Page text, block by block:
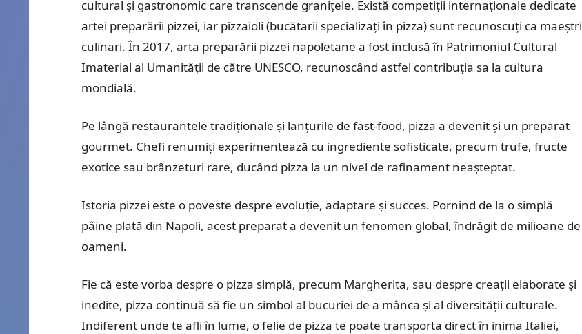
cultural și gastronomic care transcende granițele. Există competiții internaționale dedicate
artei preparării pizzei, iar pizzaioli (bucătarii specializați în pizza) sunt recunoscuți ca maeștri
culinari. În 2017, arta preparării pizzei napoletane a fost inclusă în Patrimoniul Cultural
Imaterial al Umanității de către UNESCO, recunoscând astfel contribuția sa la cultura
mondială.
Pe lângă restaurantele tradiționale și lanțurile de fast-food, pizza a devenit și un preparat
gourmet. Chefi renumiți experimentează cu ingrediente sofisticate, precum trufe, fructe
exotice sau brânzeturi rare, ducând pizza la un nivel de rafinament neașteptat.
Istoria pizzei este o poveste despre evoluție, adaptare și succes. Pornind de la o simplă
pâine plată din Napoli, acest preparat a devenit un fenomen global, îndrăgit de milioane de
oameni.
Fie că este vorba despre o pizza simplă, precum Margherita, sau despre creații elaborate și
inedite, pizza continuă să fie un simbol al bucuriei de a mânca și al diversității culturale.
Indiferent unde te afli în lume, o felie de pizza te poate transporta direct în inima Italiei,